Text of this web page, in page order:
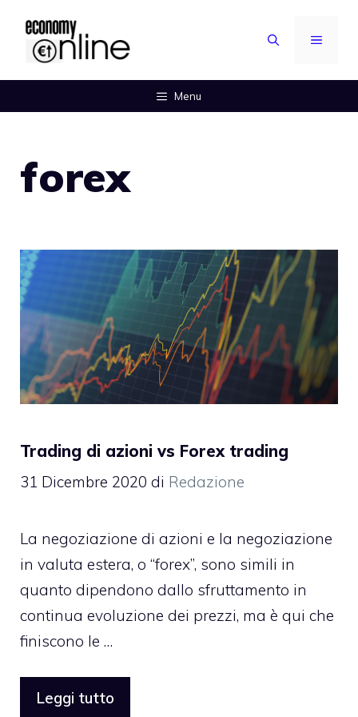
contenuto
MENU
Menu
forex
Trading di azioni vs Forex trading
31 Dicembre 2020 di Redazione
La negoziazione di azioni e la negoziazione
in valuta estera, o “forex”, sono simili in
quanto dipendono dallo sfruttamento in
continua evoluzione dei prezzi, ma è qui che
finiscono le …
Leggi tutto